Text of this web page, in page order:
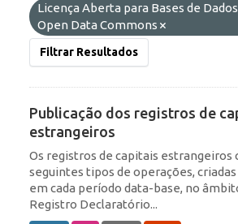
Licença Aberta para Bases de
Open Data Commons
Filtrar Resultados
Publicação dos registros de
estrangeiros
Os registros de capitais estrangeiros
seguintes tipos de operações,
em cada período data-base, no
Registro Declaratório...